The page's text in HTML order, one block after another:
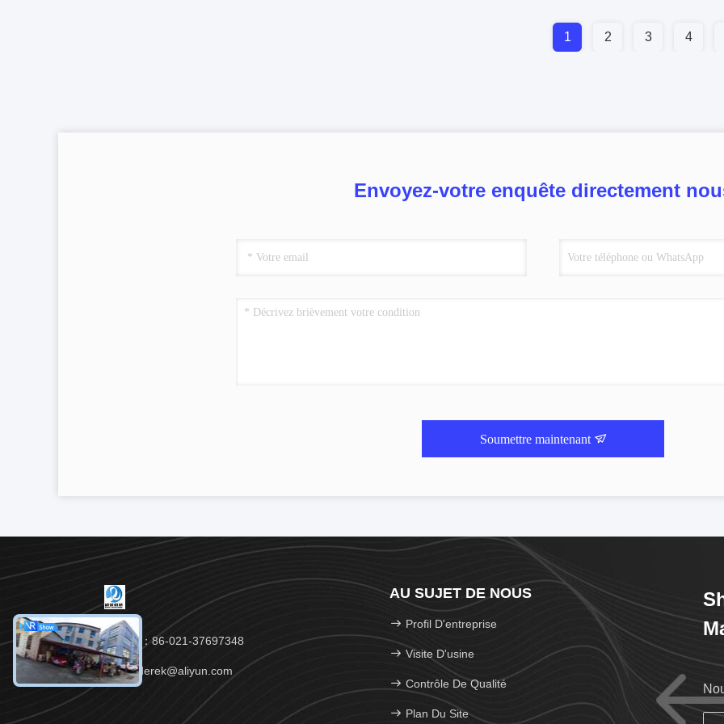
1 2 3 4
Envoyez-votre enquête directement
Soumettre maintenant
Téléphone：86-021-37697348
Email：yuderek@aliyun.com
AU SUJET DE NOUS
Profil D'entreprise
Visite D'usine
Contrôle De Qualité
Plan Du Site